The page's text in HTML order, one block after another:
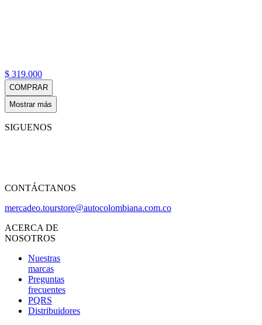
$ 319.000
COMPRAR
Mostrar más
SIGUENOS
CONTÁCTANOS
mercadeo.tourstore@autocolombiana.com.co
ACERCA DE
NOSOTROS
Nuestras
marcas
Preguntas
frecuentes
PQRS
Distribuidores